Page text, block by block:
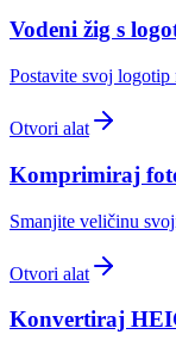
Vodeni žig s
Postavite svoj logotip
Otvori alat
Komprimiraj
Smanjite veličinu
Otvori alat
Konvertiraj